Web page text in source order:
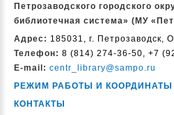
Петрозаводского городского
библиотечная система» (МУ
Адрес: 185031, г. Петрозаводск,
Телефон: 8 (814) 274-36-50, +7
E-mail: centr_library@sampo.ru
РЕЖИМ РАБОТЫ И КООРДИНАТЫ
КОНТАКТЫ